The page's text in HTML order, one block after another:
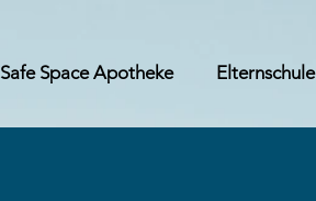
Safe Space Apotheke Elternschule